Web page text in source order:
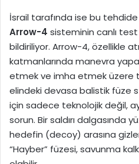
İsrail tarafında ise bu
Arrow-4 sisteminin canlı
bildiriliyor. Arrow-4, özellikle
katmanlarında manevra
etmek ve imha etmek üzere
elindeki devasa balistik füze
için sadece teknolojik değil,
sorun. Bir saldırı dalgasında
hedefin (decoy) arasına
“Hayber” füzesi, savunma